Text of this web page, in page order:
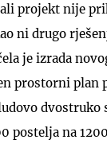
projekt nije
ni drugo
je izrada
prostorni plan
dvostruko
postelja na